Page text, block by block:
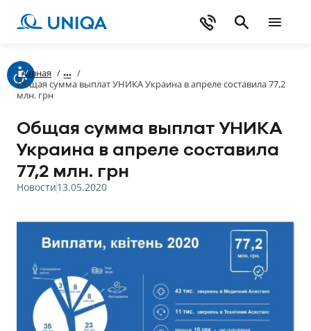
Главная /
/
Общая сумма выплат УНИКА Украина в апреле составила 77,2
млн. грн
Общая сумма выплат УНИКА
Украина в апреле составила
77,2 млн. грн
Новости13.05.2020